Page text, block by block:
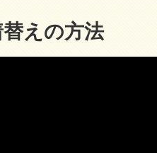
えの方法